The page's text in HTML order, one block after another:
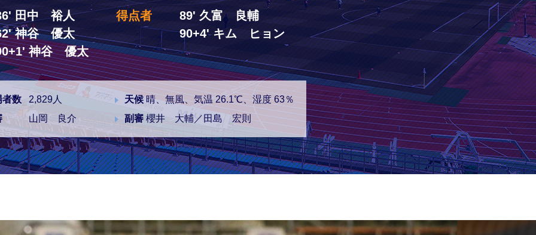
田中 裕人
神谷 優太
神谷 優太
得点者
89' 久富 良輔
90+4' キム ヒョン
者数 2,829人 天候晴、無風、気温 26.1℃、湿度 63％
山岡 良介 副審櫻井 大輔／田島 宏則